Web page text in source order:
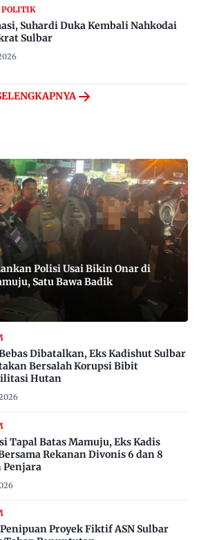
POLITIK
Suhardi Duka Kembali Nahkodai
Sulbar
Polisi Usai Bikin Onar di
Satu Bawa Badik
Dibatalkan, Eks Kadishut Sulbar
Bersalah Korupsi Bibit
Hutan
Tapal Batas Mamuju, Eks Kadis
Rekanan Divonis 6 dan 8
Penjara
Proyek Fiktif ASN Sulbar